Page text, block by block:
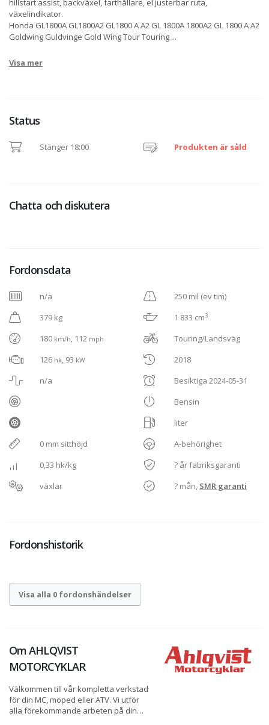
hillstart assist, backväxel, farthållare, el justerbar ruta,
växelindikator.
Honda GL1800A GL1800A2 GL1800 A A2 GL 1800A 1800A2 GL 1800 A A2
Goldwing Guldvinge Gold Wing Tour Touring ...
Visa mer
Status
Stänger 18:00 Produkten är såld
Chatta och diskutera
Fordonsdata
n/a
379 kg
180 km/h, 112 mph
126 hk, 93 kW
n/a
0 mm sitthöjd
0,33 hk/kg
växlar
250 mil (ev tim)
1 833 cm3
Touring/Landsväg
2018
Besiktiga 2024-05-31
Bensin
liter
A-behörighet
? år fabriksgaranti
? mån, SMR garanti
Fordonshistorik
Visa alla 0 fordonshändelser
OmAHLQVIST
MOTORCYKLAR
Välkommen till vår kompletta verkstad
för din MC, moped eller ATV. Vi utför
alla förekommande arbeten på din